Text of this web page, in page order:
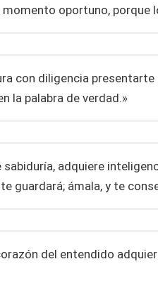
oportuno, porque
con diligencia
la palabra de verdad.»
sabiduría, adquiere
guardará; ámala, y te
del entendido